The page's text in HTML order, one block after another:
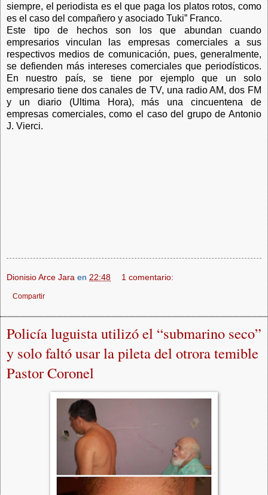
siempre, el periodista es el que paga los platos rotos, como
es el caso del compañero y asociado Tuki” Franco.
Este tipo de hechos son los que abundan cuando
empresarios vinculan las empresas comerciales a sus
respectivos medios de comunicación, pues, generalmente,
se defienden más intereses comerciales que periodísticos.
En nuestro país, se tiene por ejemplo que un solo
empresario tiene dos canales de TV, una radio AM, dos FM
y un diario (Ultima Hora), más una cincuentena de
empresas comerciales, como el caso del grupo de Antonio
J. Vierci.
Dionisio Arce Jara en 22:48 1 comentario:
Compartir
Policía luguista utilizó el “submarino seco”
y solo faltó usar la pileta del otrora temible
Pastor Coronel